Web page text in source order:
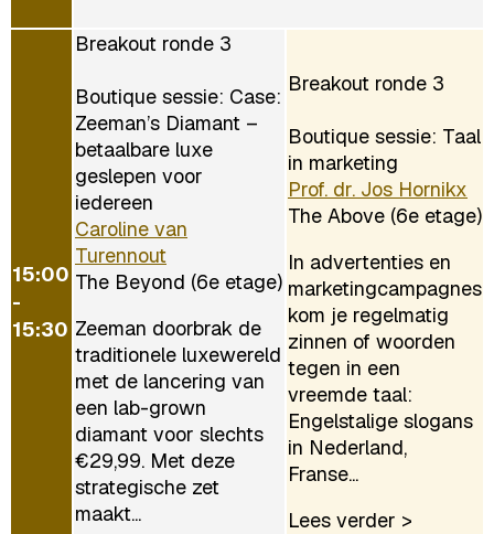
15:00
-
15:30
Breakout ronde 3
Boutique sessie: Case:
Zeeman’s Diamant –
betaalbare luxe
geslepen voor
iedereen
Caroline van
Turennout
The Beyond (6e etage)
Zeeman doorbrak de
traditionele luxewereld
met de lancering van
een lab-grown
diamant voor slechts
€29,99. Met deze
strategische zet
maakt...
Breakout ronde 3
Boutique sessie: Taal
in marketing
Prof. dr. Jos Hornikx
The Above (6e etage)
In advertenties en
marketingcampagnes
kom je regelmatig
zinnen of woorden
tegen in een
vreemde taal:
Engelstalige slogans
in Nederland,
Franse...
Lees verder >